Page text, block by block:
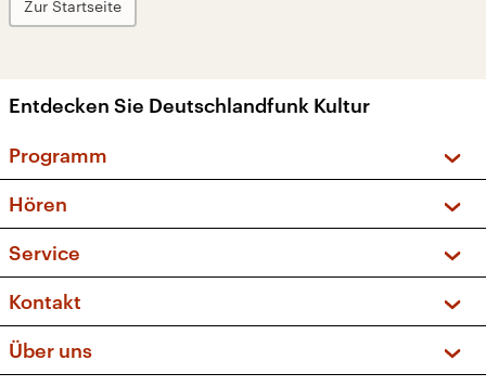
Zur Startseite
Entdecken Sie Deutschlandfunk Kultur
Programm
Sendungen und Podcasts
Musikliste
Kakadu – Das Kinderprogramm
Hören
Frequenzen (UKW + DAB+)
Service
FAQ
Apps
Newsletter
Kontakt
Social Media
Über uns